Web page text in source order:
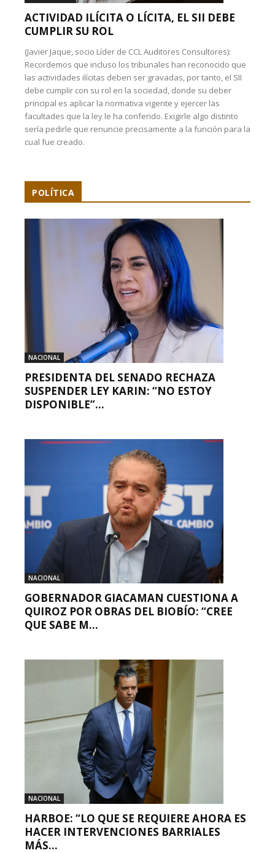
ACTIVIDAD ILÍCITA O LÍCITA, EL SII DEBE
CUMPLIR SU ROL
(Javier Jaque, socio Líder de CCL Auditores Consultores):
Recordemos que incluso los tribunales han reconocido que
las actividades ilícitas deben ser gravadas, por tanto, el SII
debe cumplir con su rol en la sociedad, donde su deber
principal es aplicar la normativa vigente y ejercer las
facultades que la ley le ha conferido. Exigirle algo distinto
sería pedirle que renuncie precisamente a la función para la
cual fue creado.
POLÍTICA
NACIONAL
PRESIDENTA DEL SENADO RECHAZA
SUSPENDER LEY KARIN: “NO ESTOY
DISPONIBLE”...
NACIONAL
GOBERNADOR GIACAMAN CUESTIONA A
QUIROZ POR OBRAS DEL BIOBÍO: “CREE
QUE SABE M...
NACIONAL
HARBOE: “LO QUE SE REQUIERE AHORA ES
HACER INTERVENCIONES BARRIALES
MÁS...